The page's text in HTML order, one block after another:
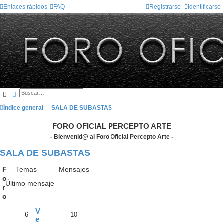
Enlaces rápidos FAQ Identificarse
Registrarse
BuscarBúsqueda avanzada
Índice general SALA DE SUBASTAS
FORO OFICIAL PERCEPTO ARTE
- Bienvenid@ al Foro Oficial Percepto Arte -
SALA DE SUBASTAS
F
o
r
o
Temas
Mensajes
Último mensaje
V
e
6 10